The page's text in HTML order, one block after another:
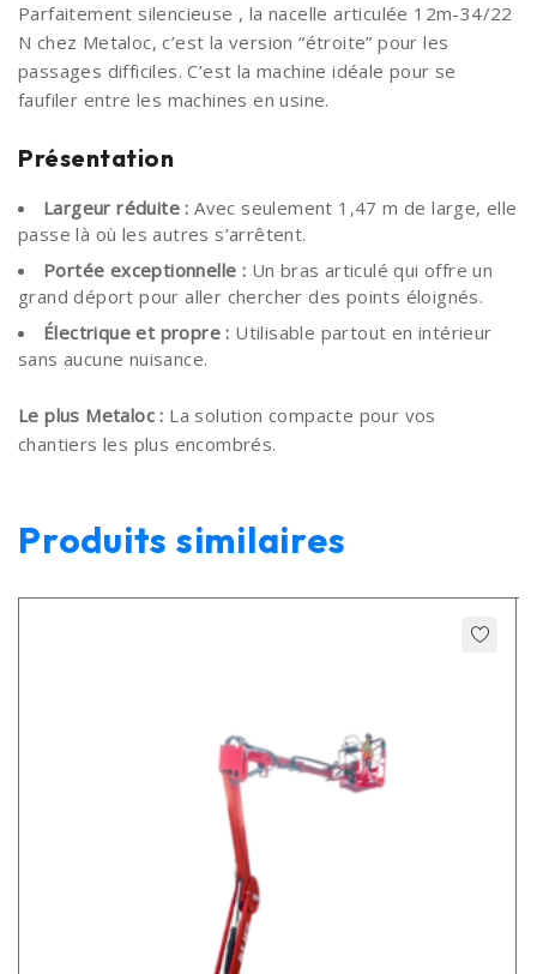
Parfaitement silencieuse , la nacelle articulée 12m-34/22
N chez Metaloc, c’est la version “étroite” pour les
passages difficiles. C’est la machine idéale pour se
faufiler entre les machines en usine.
Présentation
Largeur réduite : Avec seulement 1,47 m de large, elle
passe là où les autres s’arrêtent.
Portée exceptionnelle : Un bras articulé qui offre un
grand déport pour aller chercher des points éloignés.
Électrique et propre : Utilisable partout en intérieur
sans aucune nuisance.
Le plus Metaloc : La solution compacte pour vos
chantiers les plus encombrés.
Produits similaires